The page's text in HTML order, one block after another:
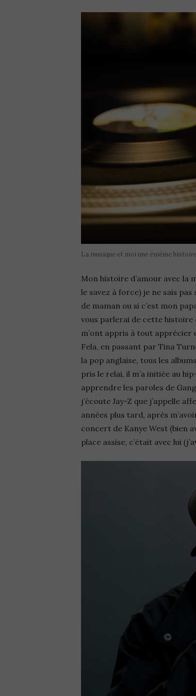
La musique et moi une énième
Mon histoire d’amour avec la
le savez à force) je ne sais
de maman ou si c’est mon
vous parlerai de cette histoire
m’ont appris à tout apprécier
Fela, en passant par Tina
la pop anglaise, tous les
pris le relai, il m’a initiée au
apprendre les paroles de
j’écoute Jay-Z que j’appelle
années plus tard, après
concert de Kanye West (bien
place assise, c’était avec lui